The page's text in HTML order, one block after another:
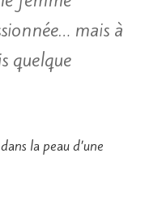
mais à
quelque
la peau d’une